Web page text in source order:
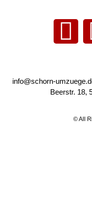
info@schorn-
Beerstr. 18,
© All